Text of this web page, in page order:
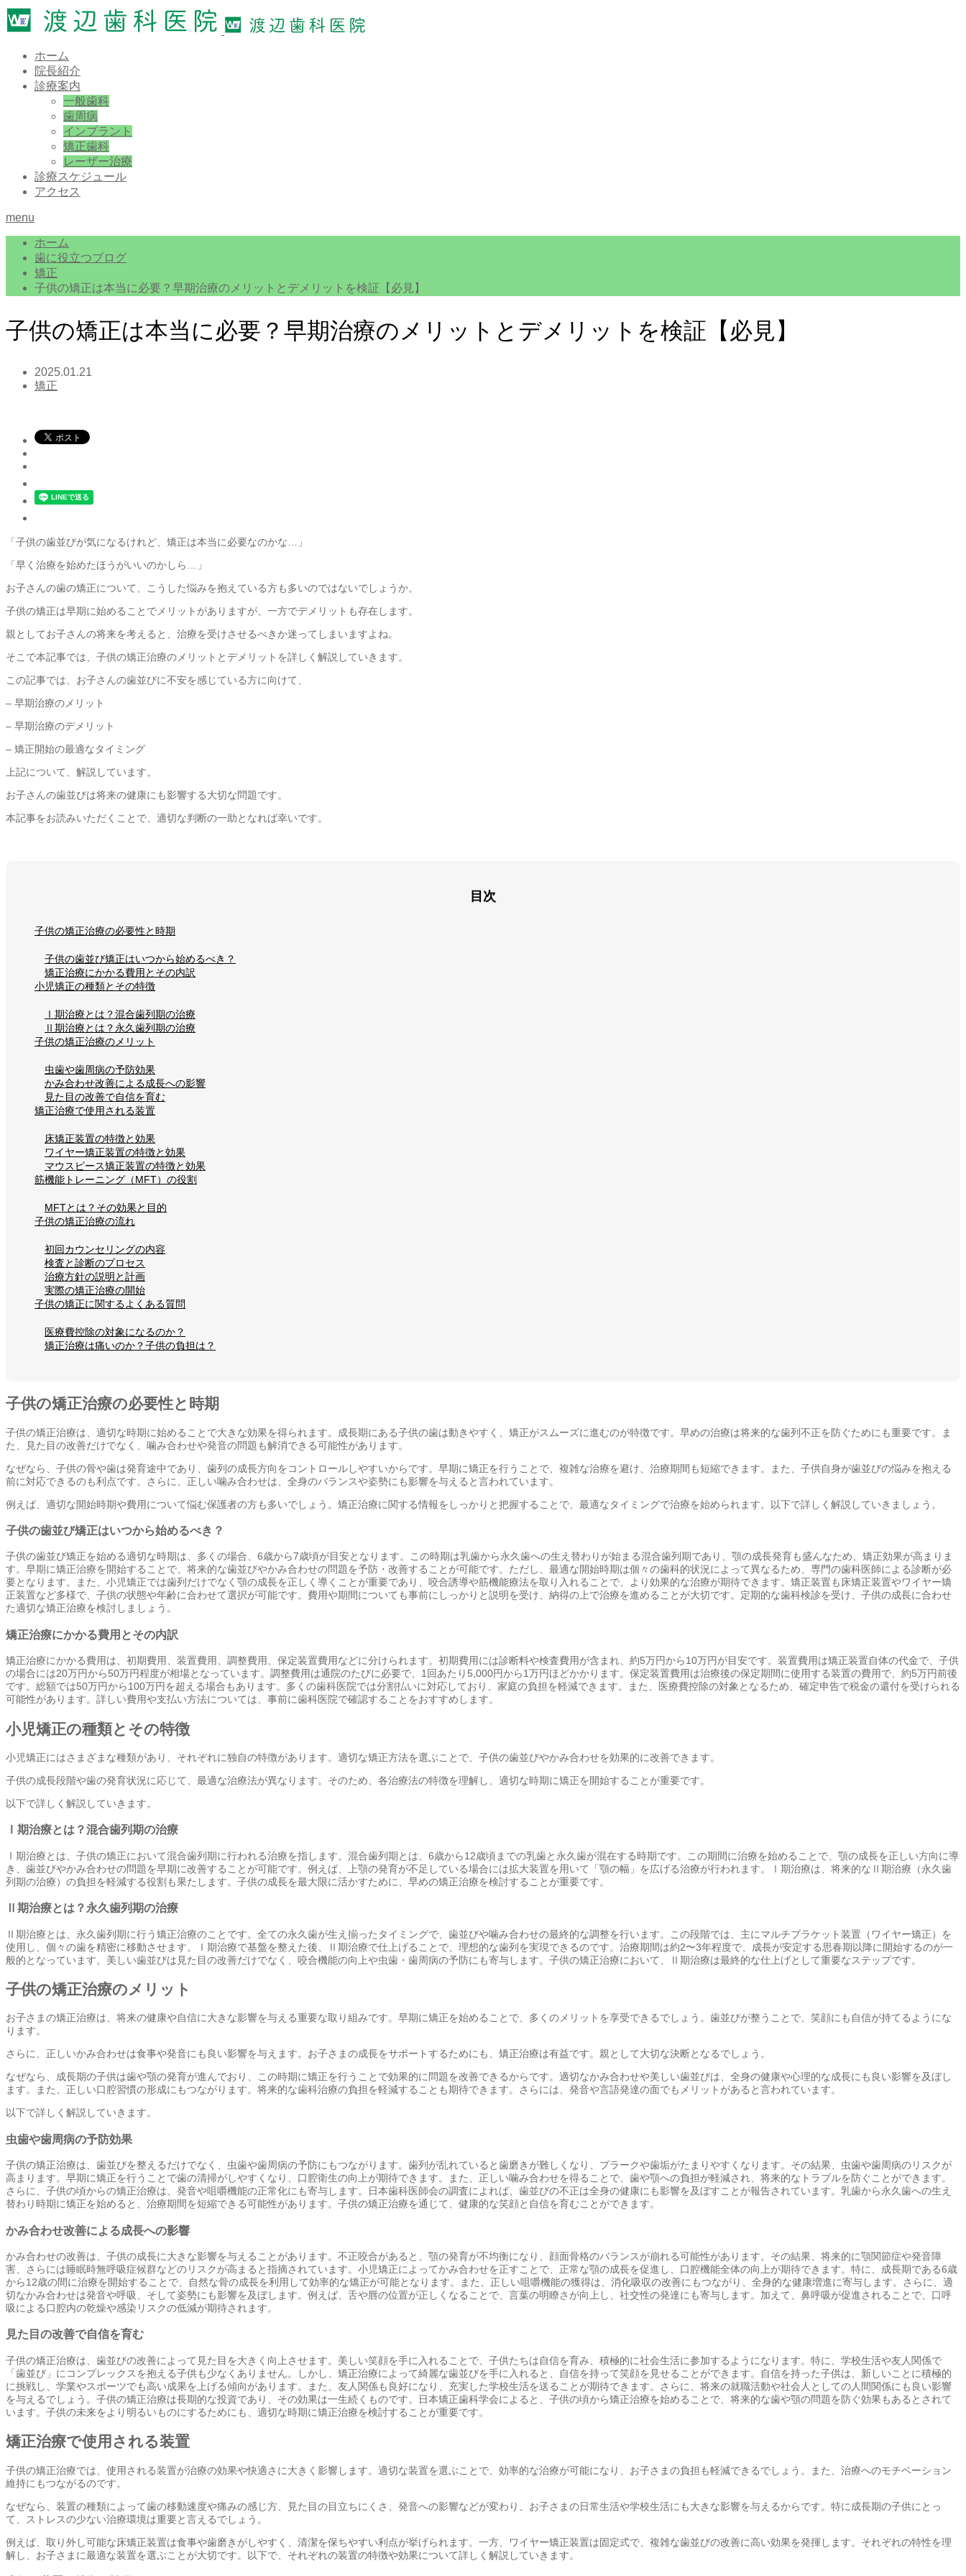
ホーム
院長紹介
診療案内
一般歯科
歯周病
インプラント
矯正歯科
レーザー治療
診療スケジュール
アクセス
menu
ホーム
歯に役立つブログ
矯正
子供の矯正は本当に必要？早期治療のメリットとデメリットを検証【必見】
子供の矯正は本当に必要？早期治療のメリットとデメリットを検証【必見】
2025.01.21
矯正
「子供の歯並びが気になるけれど、矯正は本当に必要なのかな…」
「早く治療を始めたほうがいいのかしら…」
お子さんの歯の矯正について、こうした悩みを抱えている方も多いのではないでしょうか。
子供の矯正は早期に始めることでメリットがありますが、一方でデメリットも存在します。
親としてお子さんの将来を考えると、治療を受けさせるべきか迷ってしまいますよね。
そこで本記事では、子供の矯正治療のメリットとデメリットを詳しく解説していきます。
この記事では、お子さんの歯並びに不安を感じている方に向けて、
– 早期治療のメリット
– 早期治療のデメリット
– 矯正開始の最適なタイミング
上記について、解説しています。
お子さんの歯並びは将来の健康にも影響する大切な問題です。
本記事をお読みいただくことで、適切な判断の一助となれば幸いです。
目次
子供の矯正治療の必要性と時期
子供の歯並び矯正はいつから始めるべき？
矯正治療にかかる費用とその内訳
小児矯正の種類とその特徴
Ⅰ期治療とは？混合歯列期の治療
Ⅱ期治療とは？永久歯列期の治療
子供の矯正治療のメリット
虫歯や歯周病の予防効果
かみ合わせ改善による成長への影響
見た目の改善で自信を育む
矯正治療で使用される装置
床矯正装置の特徴と効果
ワイヤー矯正装置の特徴と効果
マウスピース矯正装置の特徴と効果
筋機能トレーニング（MFT）の役割
MFTとは？その効果と目的
子供の矯正治療の流れ
初回カウンセリングの内容
検査と診断のプロセス
治療方針の説明と計画
実際の矯正治療の開始
子供の矯正に関するよくある質問
医療費控除の対象になるのか？
矯正治療は痛いのか？子供の負担は？
子供の矯正治療の必要性と時期
子供の矯正治療は、適切な時期に始めることで大きな効果を得られます。成長期にある子供の歯は動きやすく、矯正がスムーズに進むのが特徴です。早めの治療は将来的な歯列不正を防ぐためにも重要です。ま
た、見た目の改善だけでなく、噛み合わせや発音の問題も解消できる可能性があります。
なぜなら、子供の骨や歯は発育途中であり、歯列の成長方向をコントロールしやすいからです。早期に矯正を行うことで、複雑な治療を避け、治療期間も短縮できます。また、子供自身が歯並びの悩みを抱える
前に対応できるのも利点です。さらに、正しい噛み合わせは、全身のバランスや姿勢にも影響を与えると言われています。
例えば、適切な開始時期や費用について悩む保護者の方も多いでしょう。矯正治療に関する情報をしっかりと把握することで、最適なタイミングで治療を始められます。以下で詳しく解説していきましょう。
子供の歯並び矯正はいつから始めるべき？
子供の歯並び矯正を始める適切な時期は、多くの場合、6歳から7歳頃が目安となります。この時期は乳歯から永久歯への生え替わりが始まる混合歯列期であり、顎の成長発育も盛んなため、矯正効果が高まりま
す。早期に矯正治療を開始することで、将来的な歯並びやかみ合わせの問題を予防・改善することが可能です。ただし、最適な開始時期は個々の歯科的状況によって異なるため、専門の歯科医師による診断が必
要となります。また、小児矯正では歯列だけでなく顎の成長を正しく導くことが重要であり、咬合誘導や筋機能療法を取り入れることで、より効果的な治療が期待できます。矯正装置も床矯正装置やワイヤー矯
正装置など多様で、子供の状態や年齢に合わせて選択が可能です。費用や期間についても事前にしっかりと説明を受け、納得の上で治療を進めることが大切です。定期的な歯科検診を受け、子供の成長に合わせ
た適切な矯正治療を検討しましょう。
矯正治療にかかる費用とその内訳
矯正治療にかかる費用は、初期費用、装置費用、調整費用、保定装置費用などに分けられます。初期費用には診断料や検査費用が含まれ、約5万円から10万円が目安です。装置費用は矯正装置自体の代金で、子供
の場合には20万円から50万円程度が相場となっています。調整費用は通院のたびに必要で、1回あたり5,000円から1万円ほどかかります。保定装置費用は治療後の保定期間に使用する装置の費用で、約5万円前後
です。総額では50万円から100万円を超える場合もあります。多くの歯科医院では分割払いに対応しており、家庭の負担を軽減できます。また、医療費控除の対象となるため、確定申告で税金の還付を受けられる
可能性があります。詳しい費用や支払い方法については、事前に歯科医院で確認することをおすすめします。
小児矯正の種類とその特徴
小児矯正にはさまざまな種類があり、それぞれに独自の特徴があります。適切な矯正方法を選ぶことで、子供の歯並びやかみ合わせを効果的に改善できます。
子供の成長段階や歯の発育状況に応じて、最適な治療法が異なります。そのため、各治療法の特徴を理解し、適切な時期に矯正を開始することが重要です。
以下で詳しく解説していきます。
Ⅰ期治療とは？混合歯列期の治療
Ⅰ期治療とは、子供の矯正において混合歯列期に行われる治療を指します。混合歯列期とは、6歳から12歳頃までの乳歯と永久歯が混在する時期です。この期間に治療を始めることで、顎の成長を正しい方向に導
き、歯並びやかみ合わせの問題を早期に改善することが可能です。例えば、上顎の発育が不足している場合には拡大装置を用いて「顎の幅」を広げる治療が行われます。Ⅰ期治療は、将来的なⅡ期治療（永久歯
列期の治療）の負担を軽減する役割も果たします。子供の成長を最大限に活かすために、早めの矯正治療を検討することが重要です。
Ⅱ期治療とは？永久歯列期の治療
Ⅱ期治療とは、永久歯列期に行う矯正治療のことです。全ての永久歯が生え揃ったタイミングで、歯並びや噛み合わせの最終的な調整を行います。この段階では、主にマルチブラケット装置（ワイヤー矯正）を
使用し、個々の歯を精密に移動させます。Ⅰ期治療で基盤を整えた後、Ⅱ期治療で仕上げることで、理想的な歯列を実現できるのです。治療期間は約2〜3年程度で、成長が安定する思春期以降に開始するのが一
般的となっています。美しい歯並びは見た目の改善だけでなく、咬合機能の向上や虫歯・歯周病の予防にも寄与します。子供の矯正治療において、Ⅱ期治療は最終的な仕上げとして重要なステップです。
子供の矯正治療のメリット
お子さまの矯正治療は、将来の健康や自信に大きな影響を与える重要な取り組みです。早期に矯正を始めることで、多くのメリットを享受できるでしょう。歯並びが整うことで、笑顔にも自信が持てるようにな
ります。
さらに、正しいかみ合わせは食事や発音にも良い影響を与えます。お子さまの成長をサポートするためにも、矯正治療は有益です。親として大切な決断となるでしょう。
なぜなら、成長期の子供は歯や顎の発育が進んでおり、この時期に矯正を行うことで効果的に問題を改善できるからです。適切なかみ合わせや美しい歯並びは、全身の健康や心理的な成長にも良い影響を及ぼし
ます。また、正しい口腔習慣の形成にもつながります。将来的な歯科治療の負担を軽減することも期待できます。さらには、発音や言語発達の面でもメリットがあると言われています。
以下で詳しく解説していきます。
虫歯や歯周病の予防効果
子供の矯正治療は、歯並びを整えるだけでなく、虫歯や歯周病の予防にもつながります。歯列が乱れていると歯磨きが難しくなり、プラークや歯垢がたまりやすくなります。その結果、虫歯や歯周病のリスクが
高まります。早期に矯正を行うことで歯の清掃がしやすくなり、口腔衛生の向上が期待できます。また、正しい噛み合わせを得ることで、歯や顎への負担が軽減され、将来的なトラブルを防ぐことができます。
さらに、子供の頃からの矯正治療は、発音や咀嚼機能の正常化にも寄与します。日本歯科医師会の調査によれば、歯並びの不正は全身の健康にも影響を及ぼすことが報告されています。乳歯から永久歯への生え
替わり時期に矯正を始めると、治療期間を短縮できる可能性があります。子供の矯正治療を通じて、健康的な笑顔と自信を育むことができます。
かみ合わせ改善による成長への影響
かみ合わせの改善は、子供の成長に大きな影響を与えることがあります。不正咬合があると、顎の発育が不均衡になり、顔面骨格のバランスが崩れる可能性があります。その結果、将来的に顎関節症や発音障
害、さらには睡眠時無呼吸症候群などのリスクが高まると指摘されています。小児矯正によってかみ合わせを正すことで、正常な顎の成長を促進し、口腔機能全体の向上が期待できます。特に、成長期である6歳
から12歳の間に治療を開始することで、自然な骨の成長を利用して効率的な矯正が可能となります。また、正しい咀嚼機能の獲得は、消化吸収の改善にもつながり、全身的な健康増進に寄与します。さらに、適
切なかみ合わせは発音や呼吸、そして姿勢にも影響を及ぼします。例えば、舌や唇の位置が正しくなることで、言葉の明瞭さが向上し、社交性の発達にも寄与します。加えて、鼻呼吸が促進されることで、口呼
吸による口腔内の乾燥や感染リスクの低減が期待されます。
見た目の改善で自信を育む
子供の矯正治療は、歯並びの改善によって見た目を大きく向上させます。美しい笑顔を手に入れることで、子供たちは自信を育み、積極的に社会生活に参加するようになります。特に、学校生活や友人関係で
「歯並び」にコンプレックスを抱える子供も少なくありません。しかし、矯正治療によって綺麗な歯並びを手に入れると、自信を持って笑顔を見せることができます。自信を持った子供は、新しいことに積極的
に挑戦し、学業やスポーツでも高い成果を上げる傾向があります。また、友人関係も良好になり、充実した学校生活を送ることが期待できます。さらに、将来の就職活動や社会人としての人間関係にも良い影響
を与えるでしょう。子供の矯正治療は長期的な投資であり、その効果は一生続くものです。日本矯正歯科学会によると、子供の頃から矯正治療を始めることで、将来的な歯や顎の問題を防ぐ効果もあるとされて
います。子供の未来をより明るいものにするためにも、適切な時期に矯正治療を検討することが重要です。
矯正治療で使用される装置
子供の矯正治療では、使用される装置が治療の効果や快適さに大きく影響します。適切な装置を選ぶことで、効率的な治療が可能になり、お子さまの負担も軽減できるでしょう。また、治療へのモチベーション
維持にもつながるのです。
なぜなら、装置の種類によって歯の移動速度や痛みの感じ方、見た目の目立ちにくさ、発音への影響などが変わり、お子さまの日常生活や学校生活にも大きな影響を与えるからです。特に成長期の子供にとっ
て、ストレスの少ない治療環境は重要と言えるでしょう。
例えば、取り外し可能な床矯正装置は食事や歯磨きがしやすく、清潔を保ちやすい利点が挙げられます。一方、ワイヤー矯正装置は固定式で、複雑な歯並びの改善に高い効果を発揮します。それぞれの特性を理
解し、お子さまに最適な装置を選ぶことが大切です。以下で、それぞれの装置の特徴や効果について詳しく解説していきます。